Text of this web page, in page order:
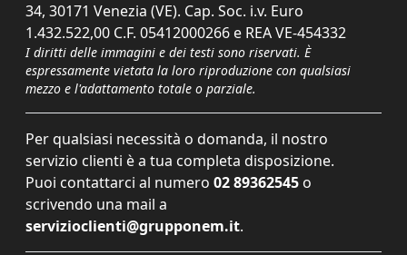
34, 30171 Venezia (VE). Cap. Soc. i.v. Euro
1.432.522,00 C.F. 05412000266 e REA VE-454332
I diritti delle immagini e dei testi sono riservati. È
espressamente vietata la loro riproduzione con qualsiasi
mezzo e l'adattamento totale o parziale.
Per qualsiasi necessità o domanda, il nostro
servizio clienti è a tua completa disposizione.
Puoi contattarci al numero 02 89362545 o
scrivendo una mail a
servizioclienti@grupponem.it.